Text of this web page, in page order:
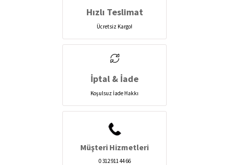
Hızlı Teslimat
Ücretsiz Kargo!
İptal & İade
Koşulsuz İade Hakkı
Müşteri Hizmetleri
0 312 911 44 66